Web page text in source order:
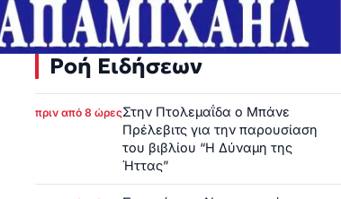
Ροή Ειδήσεων
πριν από 8 ώρεςΣτην Πτολεμαΐδα ο Μπάνε
Πρέλεβιτς για την παρουσίαση
του βιβλίου “Η Δύναμη της
Ήττας”